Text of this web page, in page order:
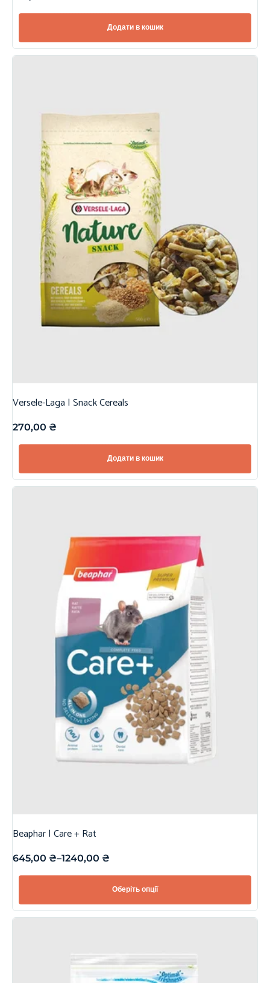
Додати в кошик
Versele-Laga | Snack Cereals
270,00 ₴
Додати в кошик
Beaphar | Care + Rat
645,00 ₴–1240,00 ₴
Оберіть опції